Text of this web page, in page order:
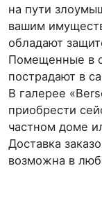
на пути
вашим
обладают
Помещенные в
пострадают в
В галерее
приобрести
частном доме
Доставка
возможна в